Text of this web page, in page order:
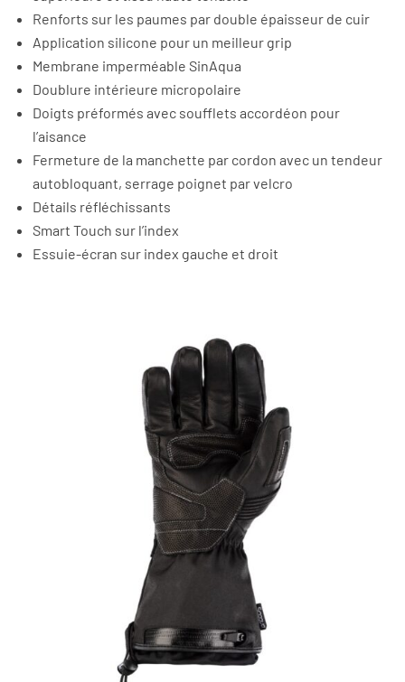
Renforts sur les paumes par double épaisseur de cuir
Application silicone pour un meilleur grip
Membrane imperméable SinAqua
Doublure intérieure micropolaire
Doigts préformés avec soufflets accordéon pour
l’aisance
Fermeture de la manchette par cordon avec un tendeur
autobloquant, serrage poignet par velcro
Détails réfléchissants
Smart Touch sur l’index
Essuie-écran sur index gauche et droit